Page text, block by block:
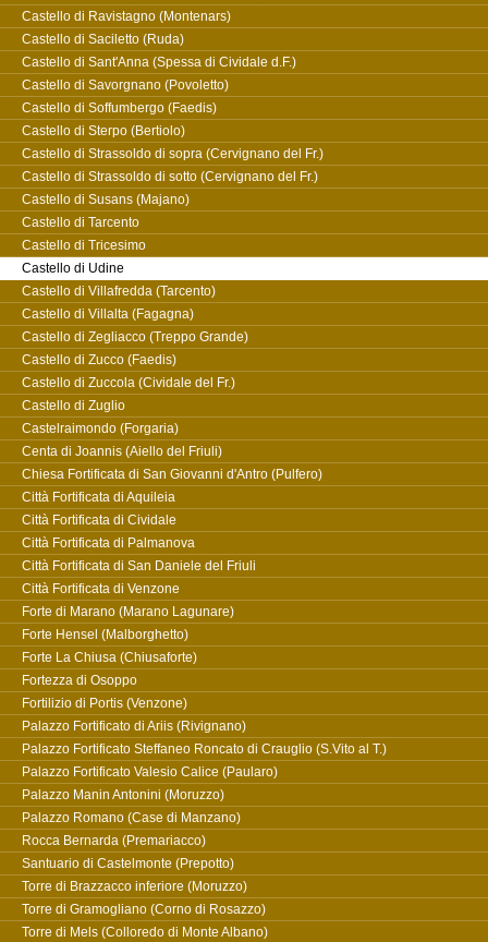
Castello di Ravistagno (Montenars)
Castello di Saciletto (Ruda)
Castello di Sant'Anna (Spessa di Cividale d.F.)
Castello di Savorgnano (Povoletto)
Castello di Soffumbergo (Faedis)
Castello di Sterpo (Bertiolo)
Castello di Strassoldo di sopra (Cervignano del Fr.)
Castello di Strassoldo di sotto (Cervignano del Fr.)
Castello di Susans (Majano)
Castello di Tarcento
Castello di Tricesimo
Castello di Udine
Castello di Villafredda (Tarcento)
Castello di Villalta (Fagagna)
Castello di Zegliacco (Treppo Grande)
Castello di Zucco (Faedis)
Castello di Zuccola (Cividale del Fr.)
Castello di Zuglio
Castelraimondo (Forgaria)
Centa di Joannis (Aiello del Friuli)
Chiesa Fortificata di San Giovanni d'Antro (Pulfero)
Città Fortificata di Aquileia
Città Fortificata di Cividale
Città Fortificata di Palmanova
Città Fortificata di San Daniele del Friuli
Città Fortificata di Venzone
Forte di Marano (Marano Lagunare)
Forte Hensel (Malborghetto)
Forte La Chiusa (Chiusaforte)
Fortezza di Osoppo
Fortilizio di Portis (Venzone)
Palazzo Fortificato di Ariis (Rivignano)
Palazzo Fortificato Steffaneo Roncato di Crauglio (S.Vito al T.)
Palazzo Fortificato Valesio Calice (Paularo)
Palazzo Manin Antonini (Moruzzo)
Palazzo Romano (Case di Manzano)
Rocca Bernarda (Premariacco)
Santuario di Castelmonte (Prepotto)
Torre di Brazzacco inferiore (Moruzzo)
Torre di Gramogliano (Corno di Rosazzo)
Torre di Mels (Colloredo di Monte Albano)